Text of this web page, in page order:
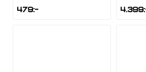
479:- 4.399